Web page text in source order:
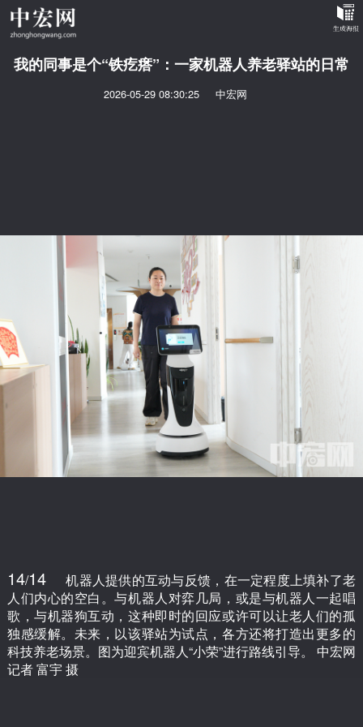
我的同事是个“铁疙瘩”：一家机器人养老驿站的日常
2026-05-29 08:30:25 中宏网
14/14
机器人提供的互动与反馈，在一定程度上填补了老
人们内心的空白。与机器人对弈几局，或是与机器人一起唱
歌，与机器狗互动，这种即时的回应或许可以让老人们的孤
独感缓解。未来，以该驿站为试点，各方还将打造出更多的
科技养老场景。图为迎宾机器人“小荣”进行路线引导。 中宏网
记者 富宇 摄